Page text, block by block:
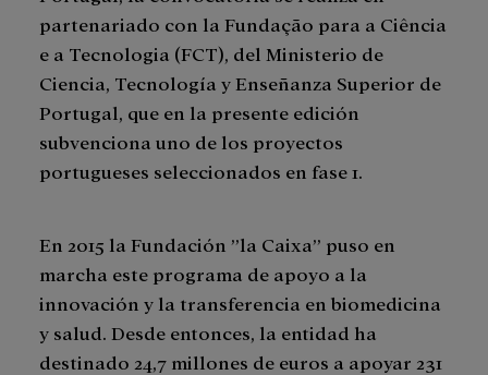
partenariado con la Fundação para a Ciência
e a Tecnologia (FCT), del Ministerio de
Ciencia, Tecnología y Enseñanza Superior de
Portugal, que en la presente edición
subvenciona uno de los proyectos
portugueses seleccionados en fase 1.
En 2015 la Fundación ”la Caixa” puso en
marcha este programa de apoyo a la
innovación y la transferencia en biomedicina
y salud. Desde entonces, la entidad ha
destinado 24,7 millones de euros a apoyar 231